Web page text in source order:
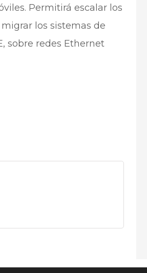
Permitirá escalar los
los sistemas de
sobre redes Ethernet